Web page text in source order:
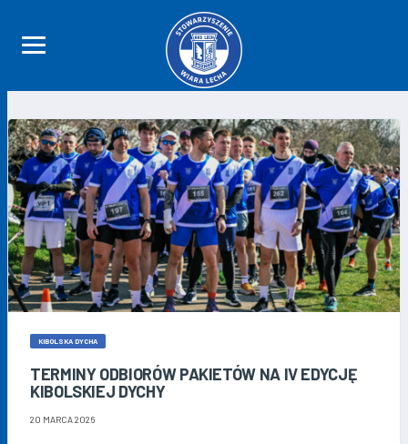
KIBOLSKA DYCHA
TERMINY ODBIORÓW PAKIETÓW NA IV EDYCJĘ
KIBOLSKIEJ DYCHY
20 MARCA 2026